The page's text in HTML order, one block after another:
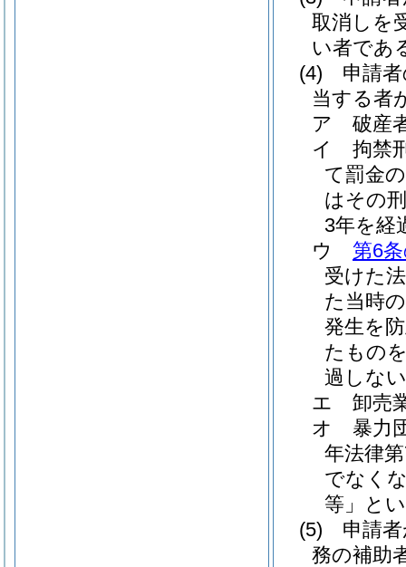
取消しを
い者であ
(4)
申請
当する者
ア
破産
イ
拘禁
て罰金
はその
3年を経
ウ
第6
受けた
た当時
発生を
たもの
過しな
エ
卸売
オ
暴力
年法律
でなく
等」と
(5)
申請
務の補助